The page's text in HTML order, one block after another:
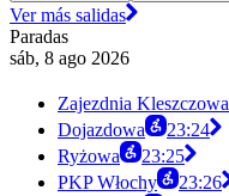
Ver más salidas
Paradas
sáb, 8 ago 2026
Zajezdnia Kleszczowa
Dojazdowa
23:24
Ryżowa
23:25
PKP Włochy
23:26